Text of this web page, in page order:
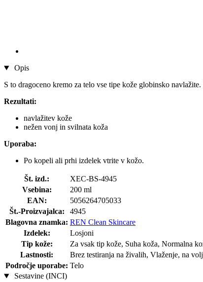
Opis
S to dragoceno kremo za telo vse tipe kože globinsko
Rezultati:
navlažitev kože
nežen vonj in svilnata koža
Uporaba:
Po kopeli ali prhi izdelek vtrite v kožo.
Št. izd.:
XEC-BS-4945
Vsebina:
200 ml
EAN:
5056264705033
Št.-Proizvajalca:
4945
Blagovna znamka: REN Clean Skincare
Izdelek:
Losjoni
Tip kože:
Za vsak tip kože, Suha koža, Normalna
Lastnosti:
Brez testiranja na živalih, Vlaženje, na
Področje uporabe: Telo
Sestavine (INCI)